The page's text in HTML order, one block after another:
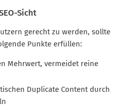
Sicht
gerecht zu werden, sollte
Punkte erfüllen:
Mehrwert, vermeidet reine
Duplicate Content durch